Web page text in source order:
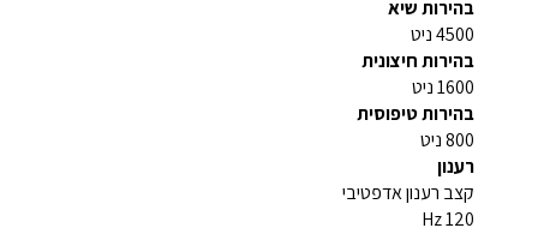
בהירות שיא
4500 ניט
בהירות חיצונית
1600 ניט
בהירות טיפוסית
800 ניט
רענון
קצב רענון אדפטיבי
120 Hz